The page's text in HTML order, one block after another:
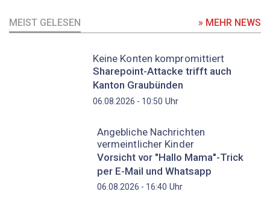
MEIST GELESEN » MEHR NEWS
Keine Konten kompromittiert
Sharepoint-Attacke trifft auch
Kanton Graubünden
06.08.2026 - 10:50 Uhr
Angebliche Nachrichten
vermeintlicher Kinder
Vorsicht vor "Hallo Mama"-Trick
per E-Mail und Whatsapp
06.08.2026 - 16:40 Uhr